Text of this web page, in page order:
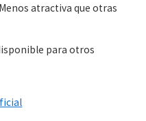
atractiva que otras
para otros